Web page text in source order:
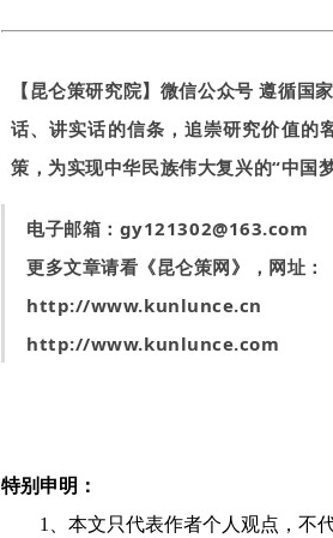
【昆仑策研究院】微信公众号 遵循
话、讲实话的信条，追崇研究价值的
策，为实现中华民族伟大复兴的“中国
电子邮箱： gy121302@163.com
更多文章请看《昆仑策网》，网址：
http://www.kunlunce.cn
http://www.kunlunce.com
特别申明：
1、本文只代表作者个人观点，不